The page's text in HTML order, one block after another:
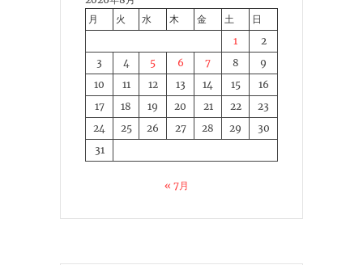
月
火 水 木 金 土
日
1
2
3
4 5 6 7 8
9
10
11 12 13 14 15
16
17
18 19 20 21 22
23
24
25 26 27 28 29
30
31
« 7月